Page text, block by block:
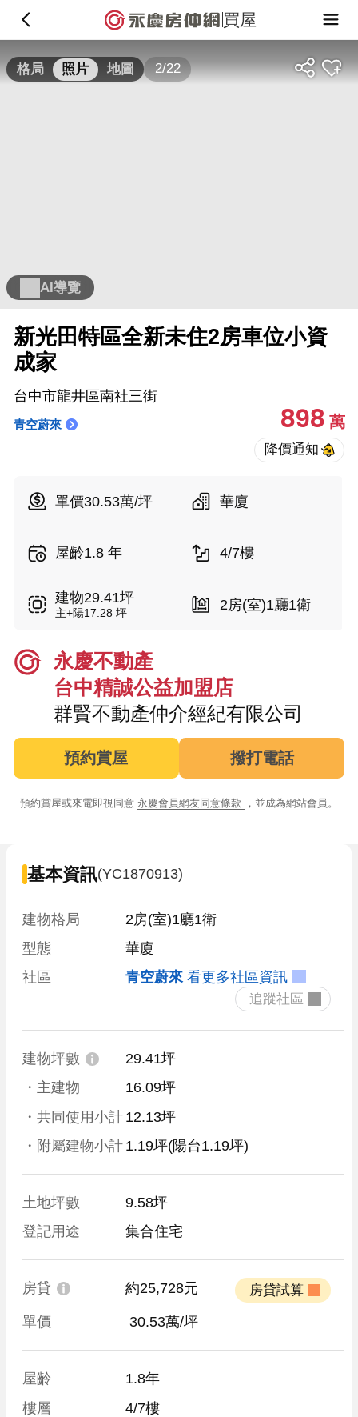
買屋
格局 照片 地圖 2/22
AI導覽
新光田特區全新未住2房車位小資
成家
台中市龍井區南社三街
青空蔚來 898萬
單價30.53萬/坪 華廈
屋齡1.8 年 4/7樓
建物29.41坪
主+陽17.28 坪 2房(室)1廳1衛
永慶不動產
台中精誠公益加盟店
群賢不動產仲介經紀有限公司
預約賞屋 撥打電話
預約賞屋或來電即視同意 永慶會員網友同意條款 ，並成為網站會員。
基本資訊(YC1870913)
建物格局
2房(室)1廳1衛
型態
華廈
社區
青空蔚來 看更多社區資訊
建物坪數
29.41坪
・主建物
16.09坪
・共同使用小計 12.13坪
・附屬建物小計 1.19坪(陽台1.19坪)
土地坪數
9.58坪
登記用途
集合住宅
房貸 約25,728元
單價 30.53萬/坪
屋齡
1.8年
樓層
4/7樓